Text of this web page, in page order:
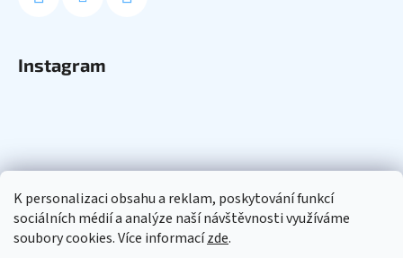
K personalizaci obsahu a reklam, poskytování funkcí
sociálních médií a analýze naší návštěvnosti využíváme
soubory cookies. Více informacízde.
Instagram